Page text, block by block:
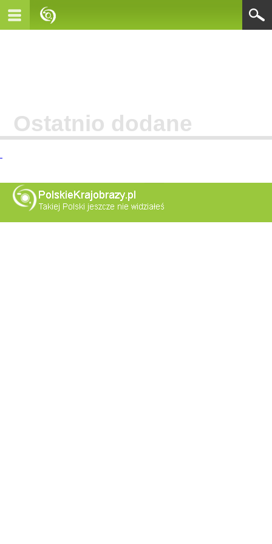
Ostatnio dodane